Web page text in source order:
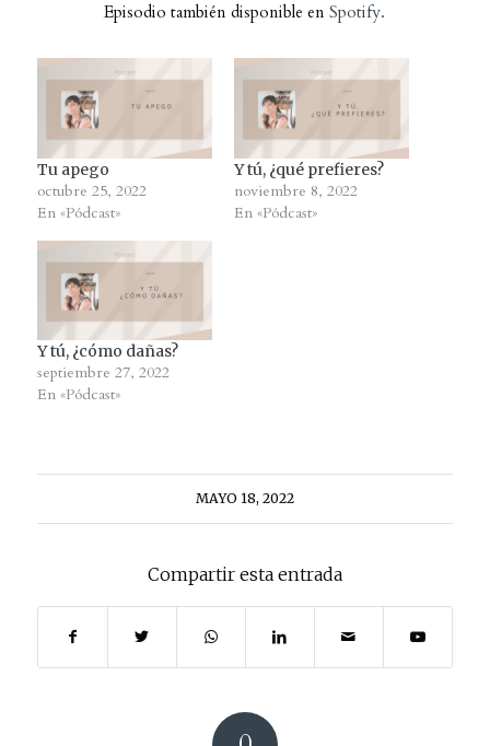
Episodio también disponible enSpotify.
Tu apego
octubre 25, 2022
En «Pódcast»
Y tú, ¿qué prefieres?
noviembre 8, 2022
En «Pódcast»
Y tú, ¿cómo dañas?
septiembre 27, 2022
En «Pódcast»
MAYO 18, 2022
Compartir esta entrada